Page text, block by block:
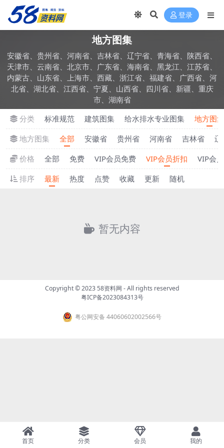
登录
地方图集
安徽省、贵州省、河南省、吉林省、辽宁省、青海省、陕西省、
天津市、云南省、北京市、广东省、海南省、黑龙江、江苏省、
内蒙古、山东省、上海市、西藏、浙江省、福建省、广西省、河
北省、湖北省、江西省、宁夏、山西省、四川省、新疆、重庆
市、湖南省
分类
标准规范 建筑图集 给水排水专业图集
地方图集
地方图集
全部 安徽省 贵州省 河南省 吉林省
辽
价格
全部 免费 VIP会员免费 VIP会员折扣
VIP会
排序
最新 热度 点赞 收藏 更新 随机
暂无内容
Copyright © 2023 58资料网 - All rights reserved
粤ICP备2023084313号
粤公网安备 44060602002566号
首页 分类 会员 我的